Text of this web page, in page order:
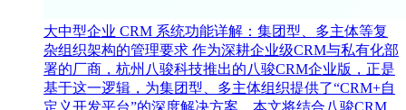
大中型企业 CRM 系统功能详解：集团型、多主体等复
杂组织架构的管理要求 作为深耕企业级CRM与私有化部
署的厂商，杭州八骏科技推出的八骏CRM企业版，正是
基于这一逻辑，为集团型、多主体组织提供了“CRM+自